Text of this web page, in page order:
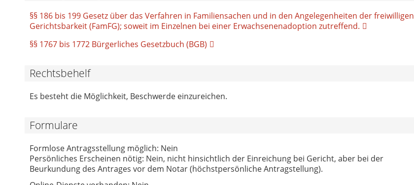
§§ 186 bis 199 Gesetz über das Verfahren in Familiensachen und in den Angelegenheiten der freiwilligen
Gerichtsbarkeit (FamFG); soweit im Einzelnen bei einer Erwachsenenadoption zutreffend.
§§ 1767 bis 1772 Bürgerliches Gesetzbuch (BGB)
Rechtsbehelf
Es besteht die Möglichkeit, Beschwerde einzureichen.
Formulare
Formlose Antragsstellung möglich: Nein
Persönliches Erscheinen nötig: Nein, nicht hinsichtlich der Einreichung bei Gericht, aber bei der
Beurkundung des Antrages vor dem Notar (höchstpersönliche Antragstellung).